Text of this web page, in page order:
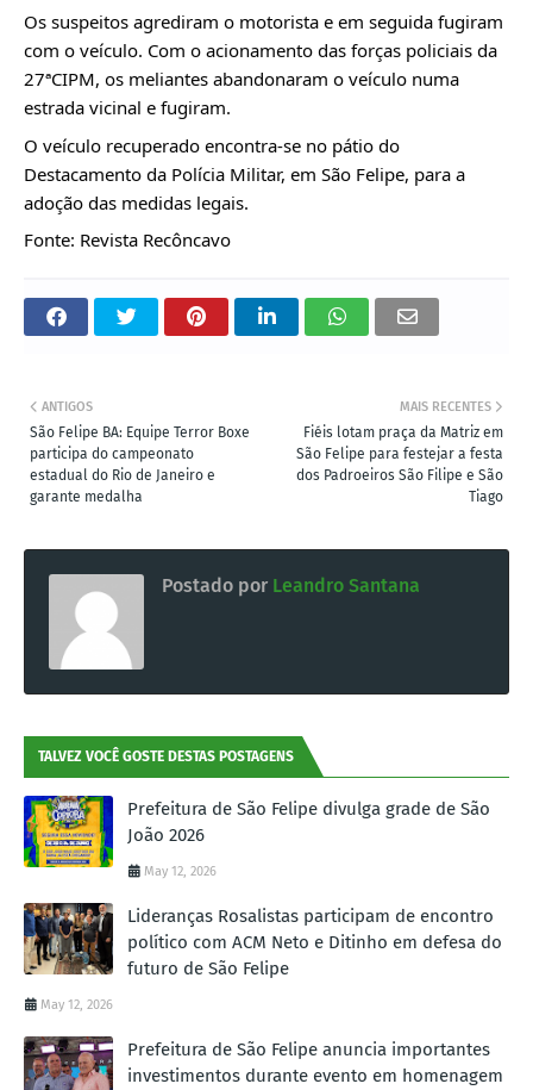
Os suspeitos agrediram o motorista e em seguida fugiram
com o veículo. Com o acionamento das forças policiais da
27ªCIPM, os meliantes abandonaram o veículo numa
estrada vicinal e fugiram.
O veículo recuperado encontra-se no pátio do
Destacamento da Polícia Militar, em São Felipe, para a
adoção das medidas legais.
Fonte: Revista Recôncavo
MAIS RECENTES
Fiéis lotam praça da Matriz em
São Felipe para festejar a festa
dos Padroeiros São Filipe e São
Tiago
ANTIGOS
São Felipe BA: Equipe Terror Boxe
participa do campeonato
estadual do Rio de Janeiro e
garante medalha
Postado por Leandro Santana
TALVEZ VOCÊ GOSTE DESTAS POSTAGENS
Prefeitura de São Felipe divulga grade de São
João 2026
May 12, 2026
Lideranças Rosalistas participam de encontro
político com ACM Neto e Ditinho em defesa do
futuro de São Felipe
May 12, 2026
Prefeitura de São Felipe anuncia importantes
investimentos durante evento em homenagem